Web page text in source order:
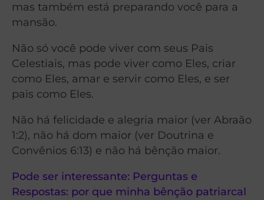
mas também está preparando você para a
mansão.
Não só você pode viver com seus Pais
Celestiais, mas pode viver como Eles, criar
como Eles, amar e servir como Eles, e ser
pais como Eles.
Não há felicidade e alegria maior (ver Abraão
1:2), não há dom maior (ver Doutrina e
Convênios 6:13) e não há bênção maior.
Pode ser interessante: Perguntas e
Respostas: por que minha bênção patriarcal